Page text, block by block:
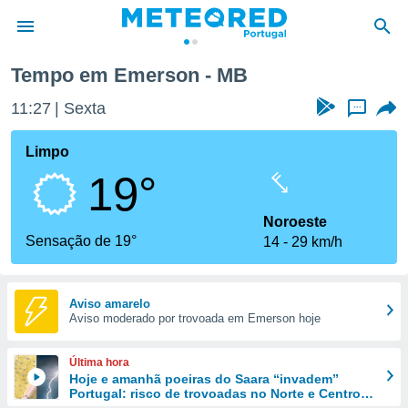
da
foi
fornecidas
a este
das
e
forma
digital
Tempo em Emerson - MB
11:27 Sexta ...
Limpo
19°
Sensação de 19°
Noroeste
14
29 km/h
Aviso amarelo
Aviso moderado por trovoada em Emerson hoje
Última hora
Hoje e amanhã poeiras do Saara “invadem”
Portugal: risco de trovoadas no Norte e Centro